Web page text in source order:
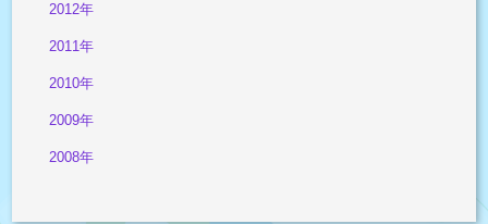
2012年
2011年
2010年
2009年
2008年